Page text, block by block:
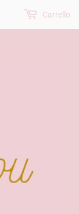
Carrello